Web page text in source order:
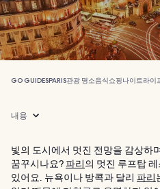
GO GUIDESPARIS관광 명소음식쇼핑나이트라이
내용
빛의 도시에서 멋진 전망을 감상하
꿈꾸시나요?파리의 멋진 루프탑
있어요. 뉴욕이나 방콕과 달리 파리